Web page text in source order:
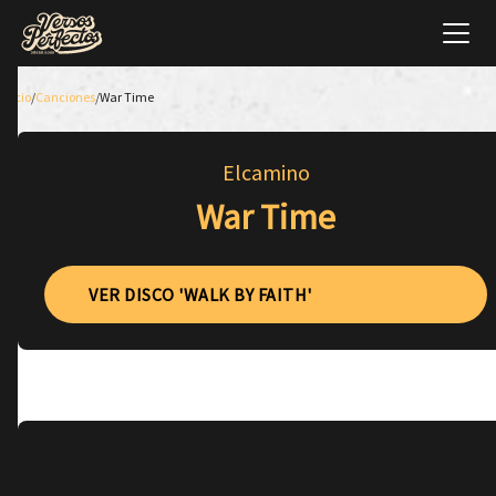
Inicio/Canciones/War Time
Elcamino
War Time
VER DISCO 'WALK BY FAITH'